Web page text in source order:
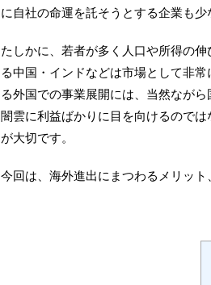
に自社の命運を託そうとする企業も少
たしかに、若者が多く人口や所得の
る中国・インドなどは市場として非
る外国での事業展開には、当然なが
闇雲に利益ばかりに目を向けるのでは
が大切です。
今回は、海外進出にまつわるメリット